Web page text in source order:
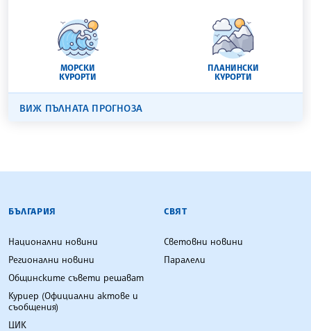
МОРСКИ
КУРОРТИ
ПЛАНИНСКИ
КУРОРТИ
ВИЖ ПЪЛНАТА ПРОГНОЗА
БЪЛГАРСКА ТЕЛЕГРАФНА АГЕНЦИЯ
БЪЛГАРИЯ
Национални новини
Регионални новини
Общинските съвети решават
Куриер (Официални актове и
съобщения)
ЦИК
СВЯТ
Световни новини
Паралели